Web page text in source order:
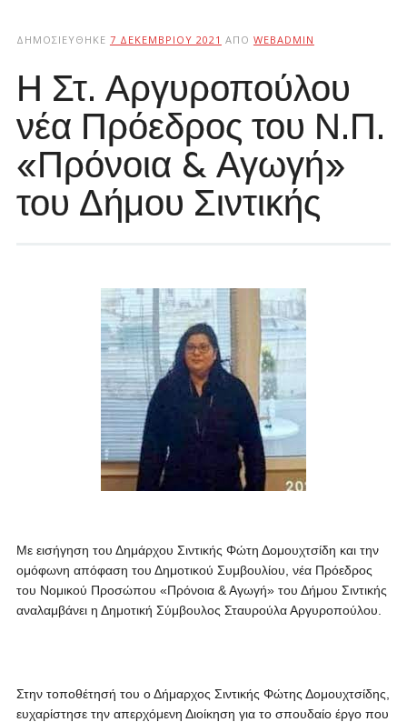
ΔΗΜΟΣΙΕΎΘΗΚΕ 7 ΔΕΚΕΜΒΡΊΟΥ 2021 ΑΠΌ WEBADMIN
Η Στ. Αργυροπούλου
νέα Πρόεδρος του Ν.Π.
«Πρόνοια & Αγωγή»
του Δήμου Σιντικής
Με εισήγηση του Δημάρχου Σιντικής Φώτη Δομουχτσίδη και την
ομόφωνη απόφαση του Δημοτικού Συμβουλίου, νέα Πρόεδρος
του Νομικού Προσώπου «Πρόνοια & Αγωγή» του Δήμου Σιντικής
αναλαμβάνει η Δημοτική Σύμβουλος Σταυρούλα Αργυροπούλου.
Στην τοποθέτησή του ο Δήμαρχος Σιντικής Φώτης Δομουχτσίδης,
ευχαρίστησε την απερχόμενη Διοίκηση για το σπουδαίο έργο που